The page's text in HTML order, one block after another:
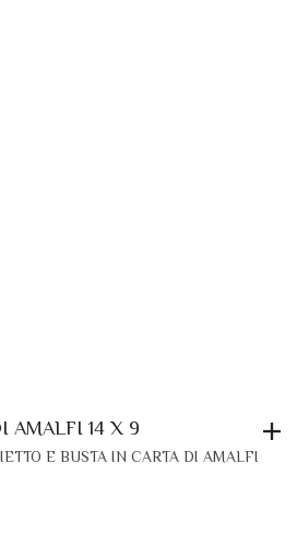
AMALFI 14 X 9
E BUSTA IN CARTA DI AMALFI